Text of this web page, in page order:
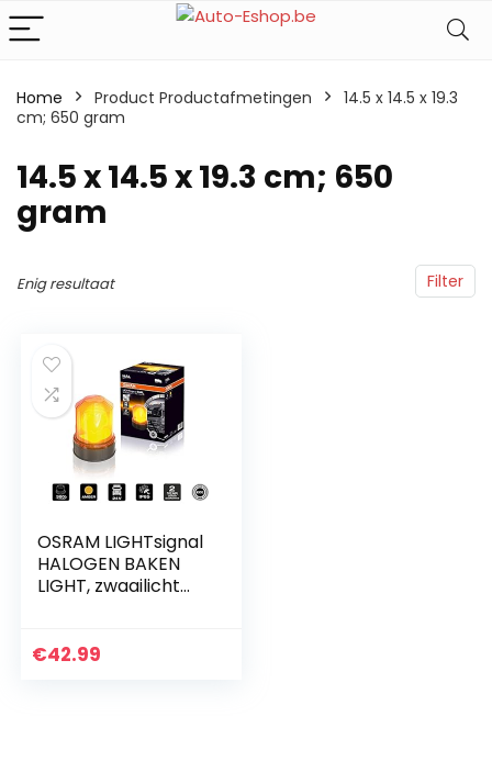
Home Product Productafmetingen
‎14.5 x 14.5 x 19.3
cm; 650 gram
‎14.5 x 14.5 x 19.3 cm; 650
gram
Filter
Enig resultaat
OSRAM LIGHTsignal
HALOGEN BAKEN
LIGHT, zwaailicht
straatlegaal
€42.99